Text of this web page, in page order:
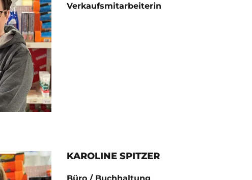
Verkaufsmitarbeiterin
KAROLINE SPITZER